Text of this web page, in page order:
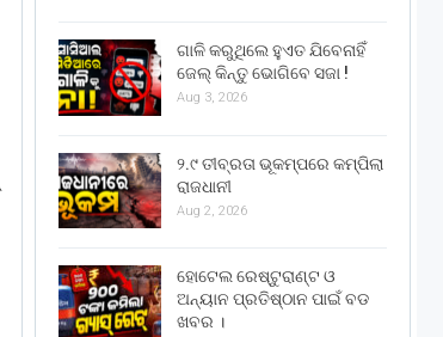
ଗାଳି କରୁଥିଲେ ହୁଏତ ଯିବେନାହିଁ
ଜେଲ୍ କିନ୍ତୁ ଭୋଗିବେ ସଜା !
Aug 3, 2026
୨.୯ ତୀବ୍ରତା ଭୂକମ୍ପରେ କମ୍ପିଲା
ରାଜଧାନୀ
Aug 2, 2026
ହୋଟେଲ ରେଷ୍ଟୁରାଣ୍ଟ ଓ
ଅନ୍ୟାନ ପ୍ରତିଷ୍ଠାନ ପାଇଁ ବଡ
ଖବର ।